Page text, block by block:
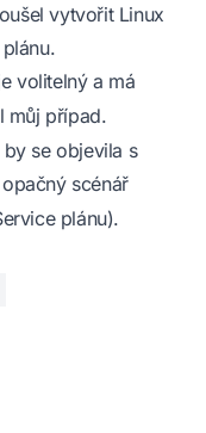
vytvořit Linux
volitelný a má
můj případ.
se objevila s
scénář
plánu).